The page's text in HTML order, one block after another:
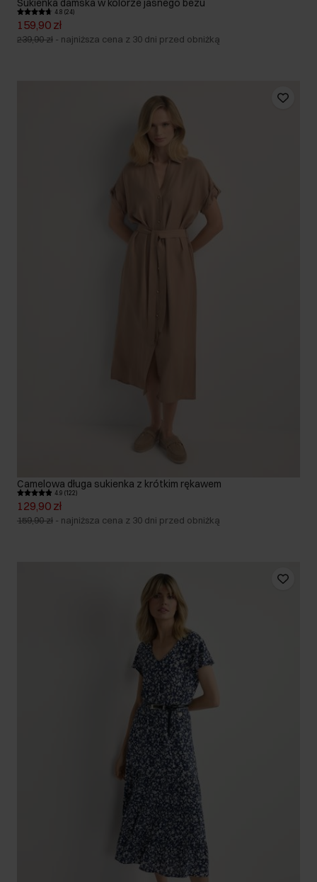
Sukienka damska w kolorze jasnego beżu
4.8 (24)
159,90 zł
239,90 zł - najniższa cena z 30 dni przed obniżką
Camelowa długa sukienka z krótkim rękawem
4.9 (122)
129,90 zł
159,90 zł - najniższa cena z 30 dni przed obniżką